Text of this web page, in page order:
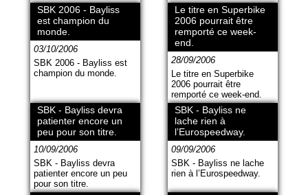
SBK 2006 - Bayliss
est champion du
monde.
03/10/2006
SBK 2006 - Bayliss est
champion du monde.
Le titre en Superbike
2006 pourrait être
remporté ce week-
end.
28/09/2006
Le titre en Superbike
2006 pourrait être
remporté ce week-end.
SBK - Bayliss devra
patienter encore un
peu pour son titre.
10/09/2006
SBK - Bayliss devra
patienter encore un peu
pour son titre.
SBK - Bayliss ne
lache rien à
l’Eurospeedway.
09/09/2006
SBK - Bayliss ne lache
rien à l’Eurospeedway.